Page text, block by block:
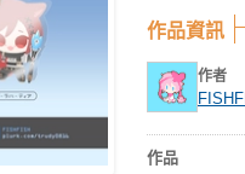
作品資訊
作者
作品